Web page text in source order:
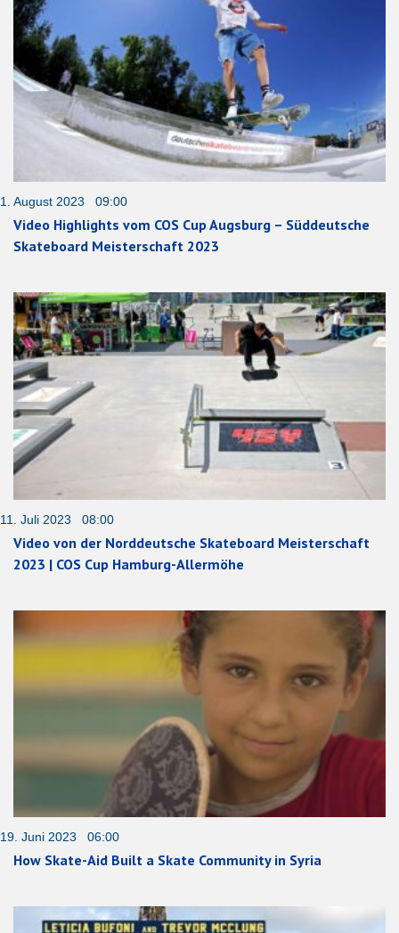
1. August 2023 09:00
Video Highlights vom COS Cup Augsburg – Süddeutsche
Skateboard Meisterschaft 2023
11. Juli 2023 08:00
Video von der Norddeutsche Skateboard Meisterschaft
2023 | COS Cup Hamburg-Allermöhe
19. Juni 2023 06:00
How Skate-Aid Built a Skate Community in Syria